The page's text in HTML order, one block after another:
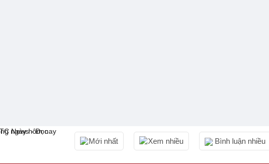
Mới nhất Xem nhiều Bình luận nhiều